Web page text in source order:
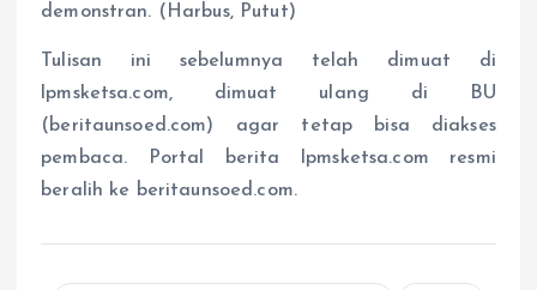
demonstran. (Harbus, Putut)
Tulisan ini sebelumnya telah dimuat di
lpmsketsa.com, dimuat ulang di BU
(beritaunsoed.com) agar tetap bisa diakses
pembaca. Portal berita lpmsketsa.com resmi
beralih ke beritaunsoed.com.